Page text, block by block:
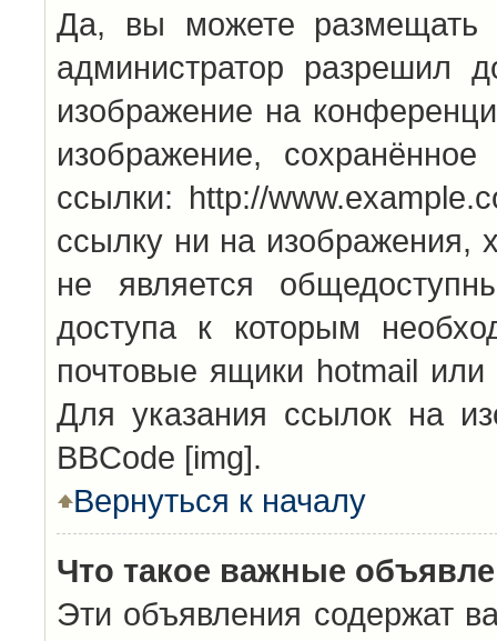
Да, вы можете размещать
администратор разрешил
изображение на
изображение,
ссылки: http://
ссылку ни на
не является
доступа к которым
почтовые ящики hotmail
Для указания ссылок на
BBCode [img].
Вернуться к началу
Что такое важные
Эти объявления содержат